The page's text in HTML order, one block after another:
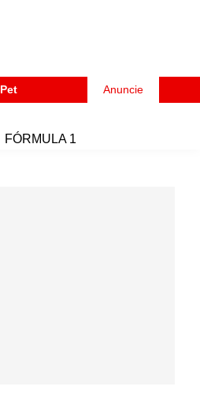
Pet Anuncie
FÓRMULA 1